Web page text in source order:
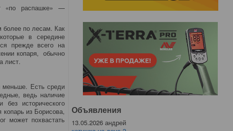
«по распашке» —
более по лесам. Как
в середине
прежде всего на
копаря, обычно
лист.
меньше. Есть среди
ведь наличие
исторического
из Борисова,
может похвастать
Объявления
13.05.2026 андрей